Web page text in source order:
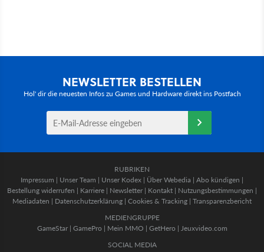
NEWSLETTER BESTELLEN
Hol' dir die neuesten Infos zu Games und Hardware direkt ins Postfach
RUBRIKEN
Impressum | Unser Team | Unser Kodex | Über Webedia | Abo kündigen |
Bestellung widerrufen | Karriere | Newsletter | Kontakt | Nutzungsbestimmungen |
Mediadaten | Datenschutzerklärung | Cookies & Tracking | Transparenzbericht
MEDIENGRUPPE
GameStar| GamePro | Mein MMO | GetHero | Jeuxvideo.com
SOCIAL MEDIA